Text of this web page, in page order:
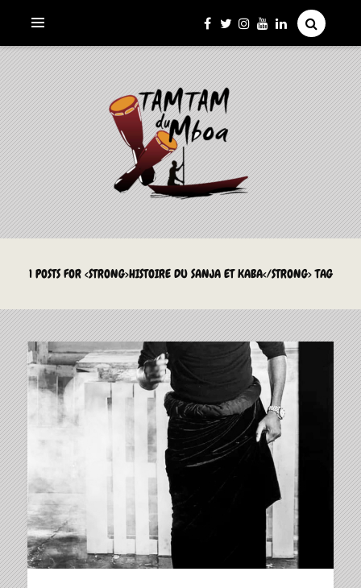
LE TAMTAM DU MBOA
La Culture du Mboa Dévoilée !
1 POSTS FOR <STRONG>HISTOIRE DU SANJA ET KABA</STRONG> TAG